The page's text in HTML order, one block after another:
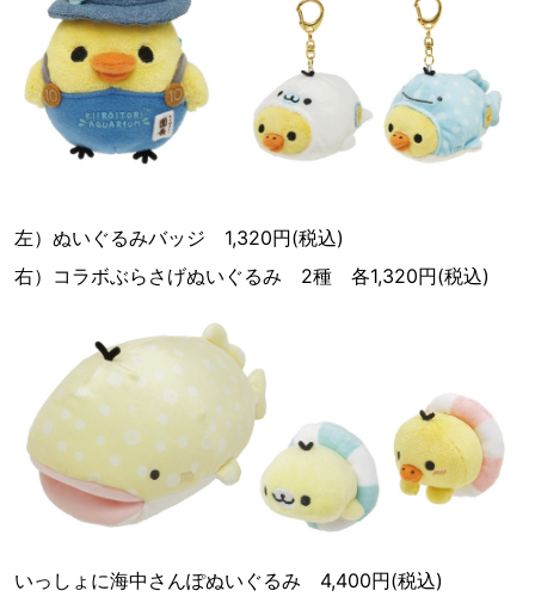
左）ぬいぐるみバッジ 1,320円(税込)
右）コラボぶらさげぬいぐるみ 2種 各1,320円(税込)
いっしょに海中さんぽぬいぐるみ 4,400円(税込)